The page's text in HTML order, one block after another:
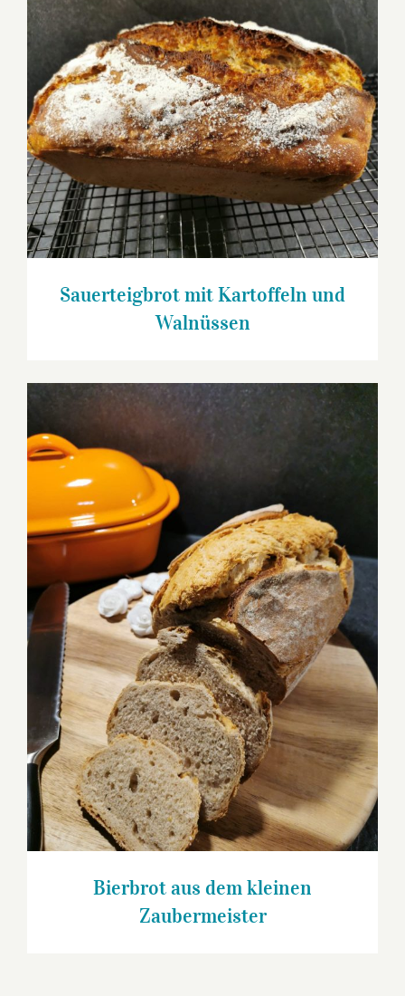
Sauerteigbrot mit Kartoffeln und
Walnüssen
Sauerteigbrot mit Kartoffeln und
Walnüssen
Bierbrot aus dem kleinen Zaubermeister
Bierbrot aus dem kleinen
Zaubermeister